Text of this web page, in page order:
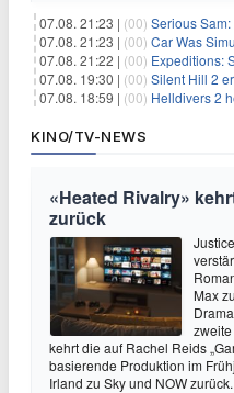
07.08. 21:23 | (00) Serious Sam:
07.08. 21:23 | (00) Car Was
07.08. 21:22 | (00) Expeditions:
07.08. 19:30 | (00) Silent Hill 2 erhält
07.08. 18:59 | (00) Helldivers 2 hebt das
KINO/TV-NEWS
«Heated Rivalry»
zurück
Max
kehrt die auf Rachel Reids
basierende Produktion im
Irland zu Sky und NOW